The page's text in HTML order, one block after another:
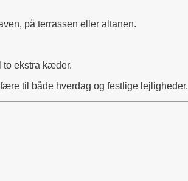
på terrassen eller altanen.
to ekstra kæder.
til både hverdag og festlige lejligheder.